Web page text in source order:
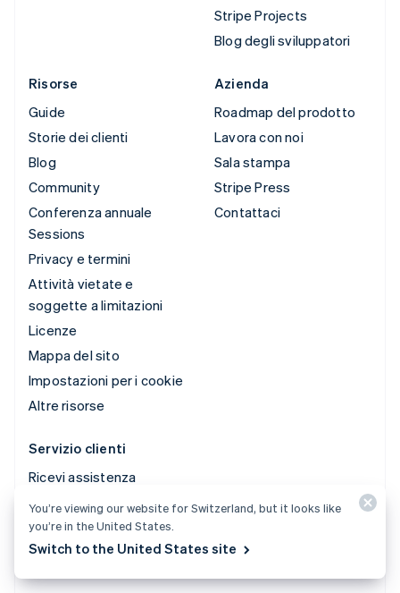
Stripe Projects
Blog degli sviluppatori
Risorse
Guide
Storie dei clienti
Blog
Community
Conferenza annuale
Sessions
Privacy e termini
Attività vietate e
soggette a limitazioni
Licenze
Mappa del sito
Impostazioni per i cookie
Altre risorse
Azienda
Roadmap del prodotto
Lavora con noi
Sala stampa
Stripe Press
Contattaci
Servizio clienti
Ricevi assistenza
Piani di assistenza
gestita
You’re viewing our website for Switzerland, but it looks like
you’re in the United States.
Switch to the United States site